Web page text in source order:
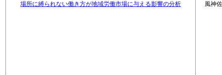
場所に縛られない働き方が地域労働市場に与える影響の分析 風神